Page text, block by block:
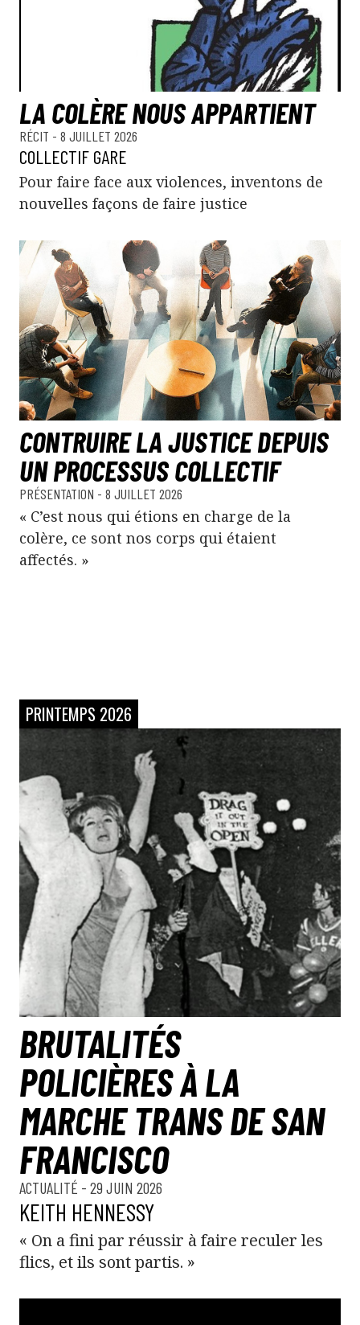
LA COLÈRE NOUS APPARTIENT
RÉCIT - 8 JUILLET 2026
COLLECTIF GARE
Pour faire face aux violences, inventons de
nouvelles façons de faire justice
CONTRUIRE LA JUSTICE DEPUIS
UN PROCESSUS COLLECTIF
PRÉSENTATION - 8 JUILLET 2026
« C’est nous qui étions en charge de la
colère, ce sont nos corps qui étaient
affectés. »
PRINTEMPS 2026
BRUTALITÉS
POLICIÈRES À LA
MARCHE TRANS DE SAN
FRANCISCO
ACTUALITÉ - 29 JUIN 2026
KEITH HENNESSY
« On a fini par réussir à faire reculer les
flics, et ils sont partis. »